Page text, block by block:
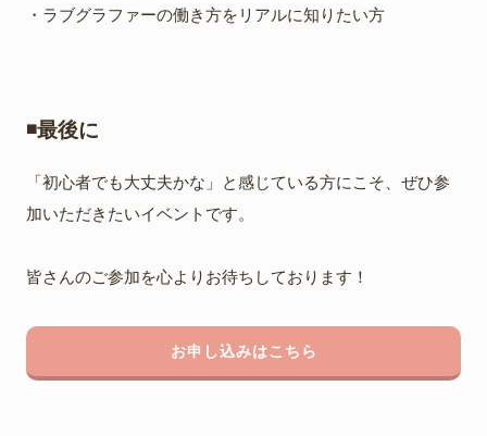
・ラブグラファーの働き方をリアルに知りたい方
◾️最後に
「初心者でも大丈夫かな」と感じている方にこそ、ぜひ参
加いただきたいイベントです。
皆さんのご参加を心よりお待ちしております！
お申し込みはこちら